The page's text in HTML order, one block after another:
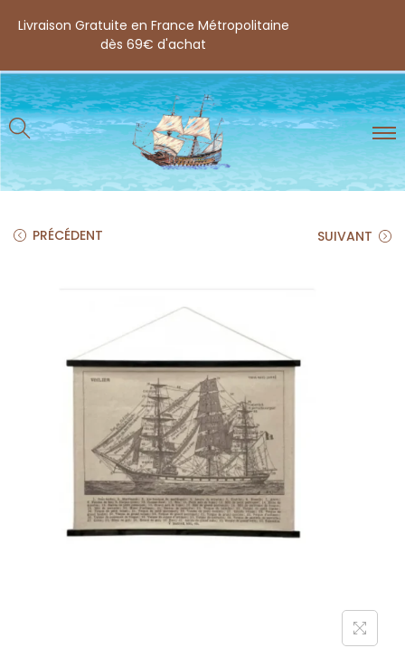
Livraison Gratuite en France Métropolitaine
dès 69€ d'achat
PRÉCÉDENT SUIVANT